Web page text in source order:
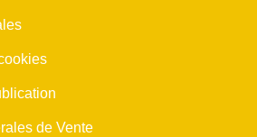
de Vente